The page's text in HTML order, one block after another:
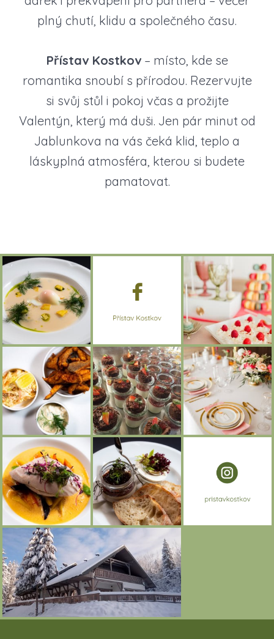
plný chutí, klidu a společného času.
Přístav Kostkov– místo, kde se
romantika snoubí s přírodou. Rezervujte
si svůj stůl i pokoj včas a prožijte
Valentýn, který má duši. Jen pár minut od
Jablunkova na vás čeká klid, teplo a
láskyplná atmosféra, kterou si budete
pamatovat.